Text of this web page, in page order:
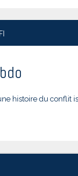
histoire du conflit